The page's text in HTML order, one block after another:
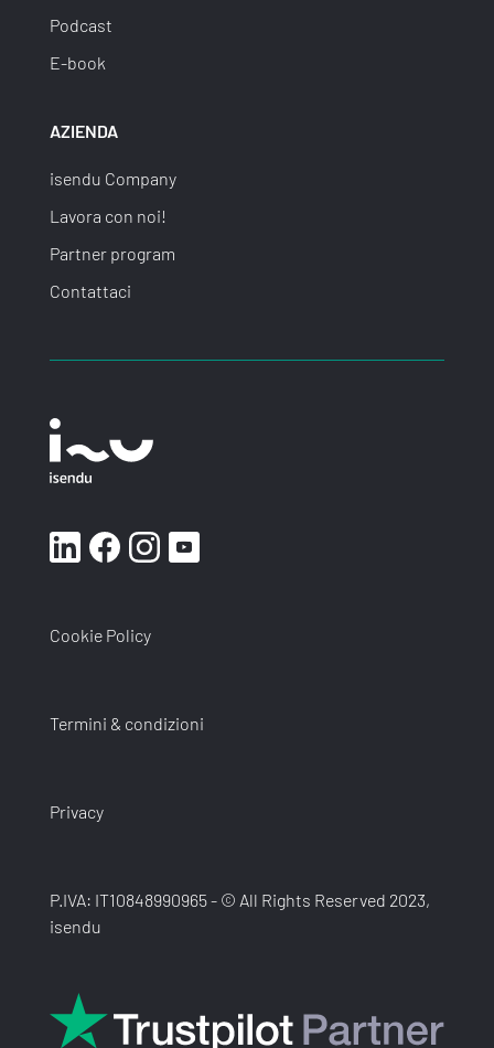
Podcast
E-book
AZIENDA
isendu Company
Lavora con noi!
Partner program
Contattaci
Cookie Policy
Termini & condizioni
Privacy
P.IVA: IT10848990965 - © All Rights Reserved 2023,
isendu